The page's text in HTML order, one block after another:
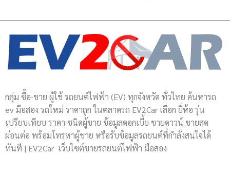
u
t
u
e
c
e
b
o
o
k
-
f
s
t
a
g
r
a
m
i
t
t
e
r
l
e
g
a
m
กลุ่ม ซื้อ-ขาย ผู้ใช้ รถยนต์ไฟฟ้า (EV) ทุกจังหวัด ทั่วไทย ค้นหารถ
ev มือสอง รถใหม่ ราคาถูก ในตลาดรถ EV2Car เลือก ยี่ห้อ รุ่น
เปรียบเทียบ ราคา ชนิดผู้ขาย ข้อมูลดอกเบี้ย ขายดาวน์ ขายสด
ผ่อนต่อ พร้อมโทรหาผู้ขาย หรือรับข้อมูลรถยนต์ที่กำลังสนใจได้
ทันที | EV2Car เว็บไซต์ขายรถยนต์ไฟฟ้า มือสอง